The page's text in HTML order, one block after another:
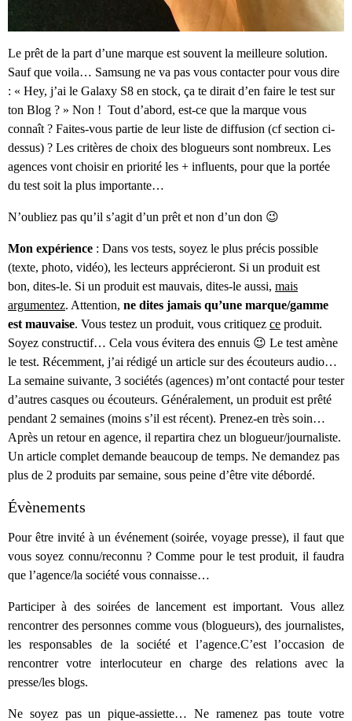
Le prêt de la part d’une marque est souvent la meilleure solution.
Sauf que voila… Samsung ne va pas vous contacter pour vous dire
: « Hey, j’ai le Galaxy S8 en stock, ça te dirait d’en faire le test sur
ton Blog ? » Non ! Tout d’abord, est-ce que la marque vous
connaît ? Faites-vous partie de leur liste de diffusion (cf section ci-
dessus) ? Les critères de choix des blogueurs sont nombreux. Les
agences vont choisir en priorité les + influents, pour que la portée
du test soit la plus importante…
N’oubliez pas qu’il s’agit d’un prêt et non d’un don 😉
Mon expérience : Dans vos tests, soyez le plus précis possible
(texte, photo, vidéo), les lecteurs apprécieront. Si un produit est
bon, dites-le. Si un produit est mauvais, dites-le aussi, mais
argumentez. Attention, ne dites jamais qu’une marque/gamme
est mauvaise. Vous testez un produit, vous critiquez ce produit.
Soyez constructif… Cela vous évitera des ennuis 😉 Le test amène
le test. Récemment, j’ai rédigé un article sur des écouteurs audio…
La semaine suivante, 3 sociétés (agences) m’ont contacté pour tester
d’autres casques ou écouteurs. Généralement, un produit est prêté
pendant 2 semaines (moins s’il est récent). Prenez-en très soin…
Après un retour en agence, il repartira chez un blogueur/journaliste.
Un article complet demande beaucoup de temps. Ne demandez pas
plus de 2 produits par semaine, sous peine d’être vite débordé.
Évènements
Pour être invité à un événement (soirée, voyage presse), il faut que
vous soyez connu/reconnu ? Comme pour le test produit, il faudra
que l’agence/la société vous connaisse…
Participer à des soirées de lancement est important. Vous allez
rencontrer des personnes comme vous (blogueurs), des journalistes,
les responsables de la société et l’agence.C’est l’occasion de
rencontrer votre interlocuteur en charge des relations avec la
presse/les blogs.
Ne soyez pas un pique-assiette… Ne ramenez pas toute votre